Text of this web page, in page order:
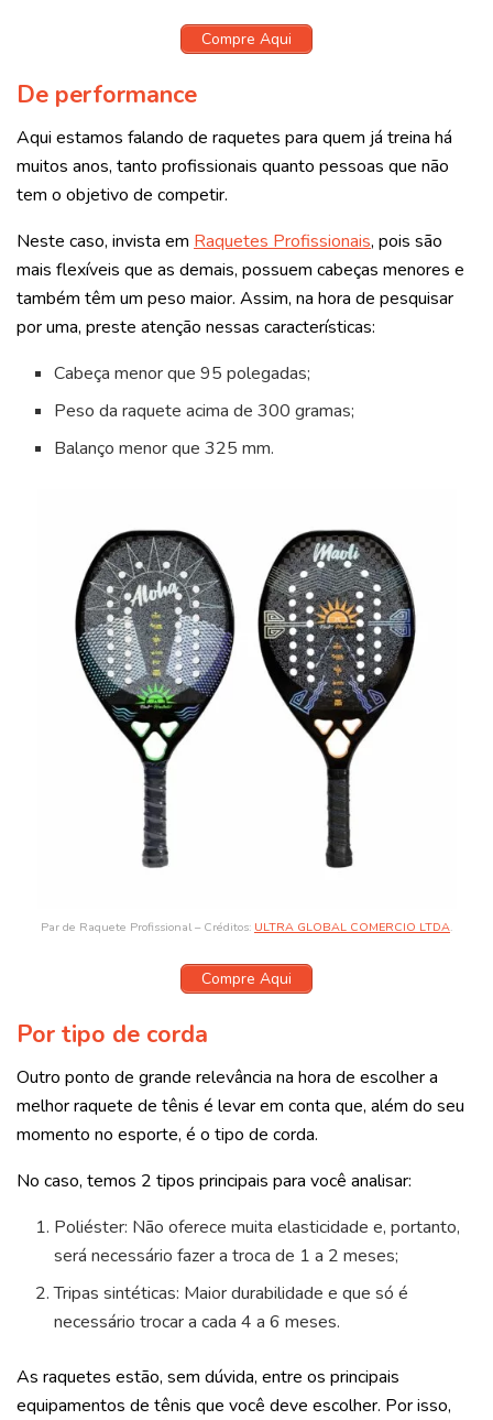
Compre Aqui
De performance
Aqui estamos falando de raquetes para quem já treina há
muitos anos, tanto profissionais quanto pessoas que não
tem o objetivo de competir.
Neste caso, invista em Raquetes Profissionais, pois são
mais flexíveis que as demais, possuem cabeças menores e
também têm um peso maior. Assim, na hora de pesquisar
por uma, preste atenção nessas características:
Cabeça menor que 95 polegadas;
Peso da raquete acima de 300 gramas;
Balanço menor que 325 mm.
Par de Raquete Profissional – Créditos: ULTRA GLOBAL COMERCIO LTDA.
Compre Aqui
Por tipo de corda
Outro ponto de grande relevância na hora de escolher a
melhor raquete de tênis é levar em conta que, além do seu
momento no esporte, é o tipo de corda.
No caso, temos 2 tipos principais para você analisar:
Poliéster: Não oferece muita elasticidade e, portanto,
será necessário fazer a troca de 1 a 2 meses;
Tripas sintéticas: Maior durabilidade e que só é
necessário trocar a cada 4 a 6 meses.
As raquetes estão, sem dúvida, entre os principais
equipamentos de tênis que você deve escolher. Por isso,